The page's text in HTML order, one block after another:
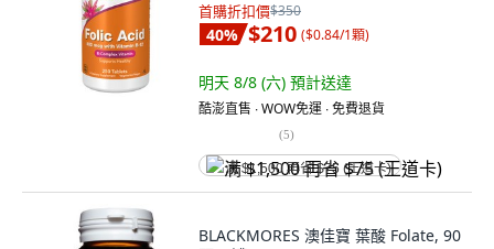
首購折扣價$350
40% $210 ($0.84/1顆)
明天 8/8 (六) 預計送達
酷澎直售 ∙ WOW免運 ∙ 免費退貨
(5)
满 $1,500 再省 $75 (王道卡)
BLACKMORES 澳佳寶 葉酸 Folate, 90